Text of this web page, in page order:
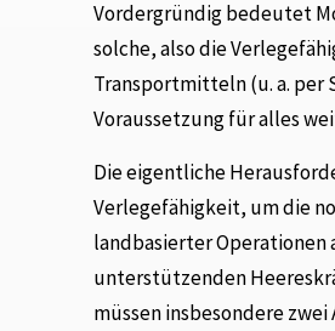
Vordergründig bedeutet
solche, also die
Transportmitteln (u. a. per
Voraussetzung für alles
Die eigentliche
Verlegefähigkeit, um die
landbasierter Operationen
unterstützenden
müssen insbesondere